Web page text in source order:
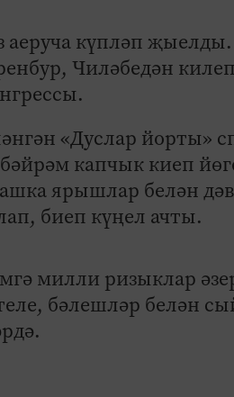
күпләп җыелды.
Чиләбедән
«Дуслар йорты»
капчык киеп
ярышлар белән
биеп күңел ачты.
милли ризыклар
бәлешләр белән